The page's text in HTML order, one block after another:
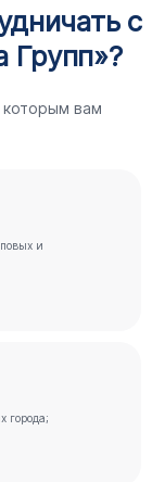
с
которым вам
и
города;